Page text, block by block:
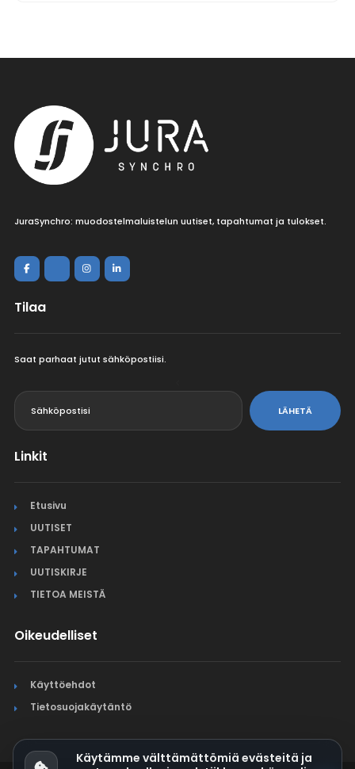
JuraSynchro: muodostelmaluistelun uutiset, tapahtumat ja tulokset.
Tilaa
Saat parhaat jutut sähköpostiisi.
LÄHETÄ
Linkit
Etusivu
UUTISET
TAPAHTUMAT
UUTISKIRJE
TIETOA MEISTÄ
Oikeudelliset
Käyttöehdot
Tietosuojakäytäntö
Käytämme välttämättömiä evästeitä ja